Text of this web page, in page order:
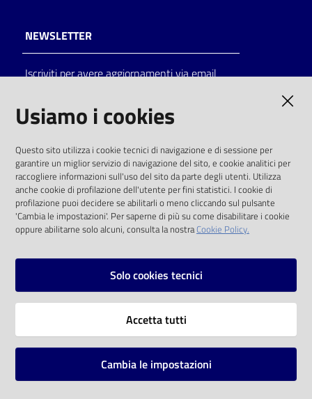
Catalogo
on line
Eventi
Chiedi al
bibliotecario
NEWSLETTER
Iscriviti per avere aggiornamenti via email
solo alle condizioni previste dalla direttiva
comunitaria 2003/98/CE e dal d.lgs. 36/2006
SOCIAL
Instagram
Vai alla pagina
Mappa del sito
Usiamo i cookies
Questo sito utilizza i cookie tecnici di navigazione e di sessione per
garantire un miglior servizio di navigazione del sito, e cookie analitici per
raccogliere informazioni sull'uso del sito da parte degli utenti. Utilizza
anche cookie di profilazione dell'utente per fini statistici. I cookie di
profilazione puoi decidere se abilitarli o meno cliccando sul pulsante
'Cambia le impostazioni'. Per saperne di più su come disabilitare i cookie
oppure abilitarne solo alcuni, consulta la nostraCookie Policy.
Solo cookies tecnici
Accetta tutti
Cambia le impostazioni